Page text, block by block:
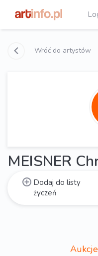
Wróć do artystów
MEISNER
Dodaj do listy
życzeń